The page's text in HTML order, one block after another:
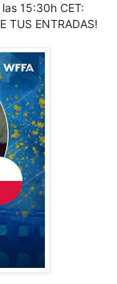
15:30h CET:
TUS ENTRADAS!